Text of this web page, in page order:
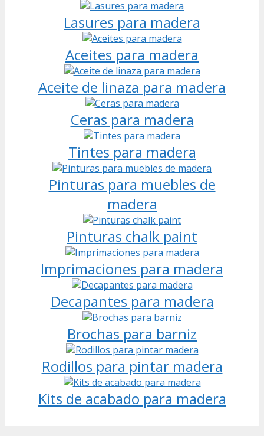
Lasures para madera
Aceites para madera
Aceite de linaza para madera
Ceras para madera
Tintes para madera
Pinturas para muebles de
madera
Pinturas chalk paint
Imprimaciones para madera
Decapantes para madera
Brochas para barniz
Rodillos para pintar madera
Kits de acabado para madera